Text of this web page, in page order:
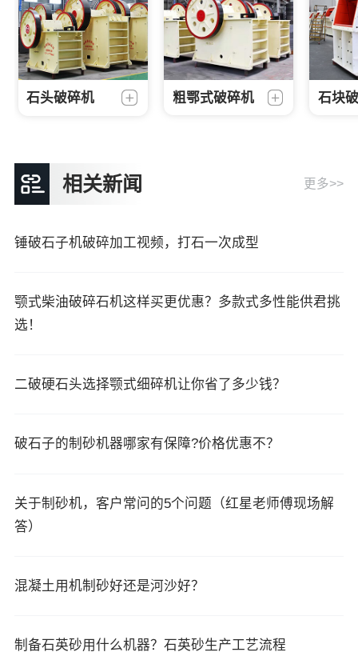
石头破碎机 粗鄂式破碎机 石块
相关新闻 更多>>
锤破石子机破碎加工视频，打石一次成型
颚式柴油破碎石机这样买更优惠？多款式多性能供君挑
选！
二破硬石头选择颚式细碎机让你省了多少钱？
破石子的制砂机器哪家有保障?价格优惠不？
关于制砂机，客户常问的5个问题（红星老师傅现场解
答）
混凝土用机制砂好还是河沙好？
制备石英砂用什么机器？石英砂生产工艺流程